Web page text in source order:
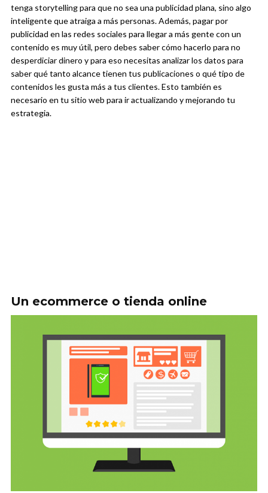
tenga storytelling para que no sea una publicidad plana, sino algo
inteligente que atraiga a más personas.Además, pagar por
publicidad en las redes sociales para llegar a más gente con un
contenido es muy útil, pero debes saber cómo hacerlo para no
desperdiciar dinero y para eso necesitas analizar los datos para
saber qué tanto alcance tienen tus publicaciones o qué tipo de
contenidos les gusta más a tus clientes. Esto también es
necesario en tu sitio web para ir actualizando y mejorando tu
estrategia.
Un ecommerce o tienda online